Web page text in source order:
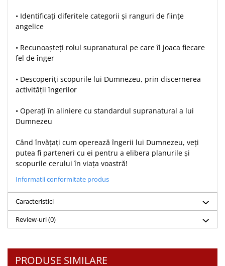
Viata din belsug
Viata de zi cu zi
Despre afaceri
Dezvoltare personala
Mediu
Sanatate / nutritie
• Identificați diferitele categorii și ranguri de ființe
angelice
• Recunoașteți rolul supranatural pe care îl joaca fiecare
fel de înger
• Descoperiți scopurile lui Dumnezeu, prin discernerea
activității îngerilor
• Operați în aliniere cu standardul supranatural a lui
Dumnezeu
Când învățați cum operează îngerii lui Dumnezeu, veți
putea fi parteneri cu ei pentru a elibera planurile și
scopurile cerului în viața voastră!
Informatii conformitate produs
Caracteristici
Review-uri(0)
PRODUSE SIMILARE